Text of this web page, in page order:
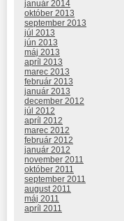
január 2014
október 2013
september 2013
júl 2013
jún 2013
máj 2013
apríl 2013
marec 2013
február 2013
január 2013
december 2012
júl 2012
apríl 2012
marec 2012
február 2012
január 2012
november 2011
október 2011
september 2011
august 2011
máj 2011
apríl 2011